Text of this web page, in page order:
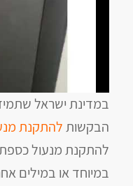
במדינת ישראל
הבקשותלהתקנת
להתקנת מנעול
במיוחד או במילים